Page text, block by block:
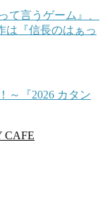
て言うゲーム』、
は『信長のはぁっ
～『2026 カタン